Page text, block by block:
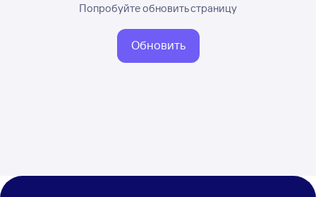
Попробуйте обновить страницу
Обновить